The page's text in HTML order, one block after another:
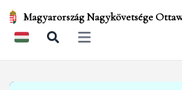
Magyarország Nagykövetsége
Open main menu